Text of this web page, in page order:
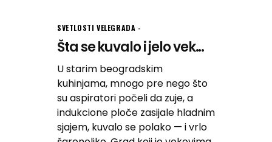
SVETLOSTI VELEGRADA
Šta se kuvalo i jelo vek...
U starim beogradskim
kuhinjama, mnogo pre nego što
su aspiratori počeli da zuje, a
indukcione ploče zasijale hladnim
sjajem, kuvalo se polako — i vrlo